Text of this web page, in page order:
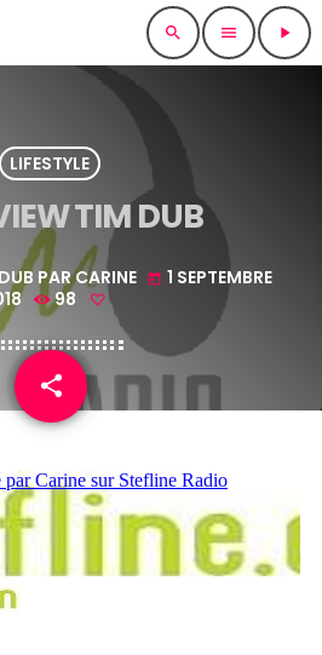
search menu play_arrow
LIFESTYLE
TIM DUB
PAR CARINE today 1 SEPTEMBRE
98
share
email